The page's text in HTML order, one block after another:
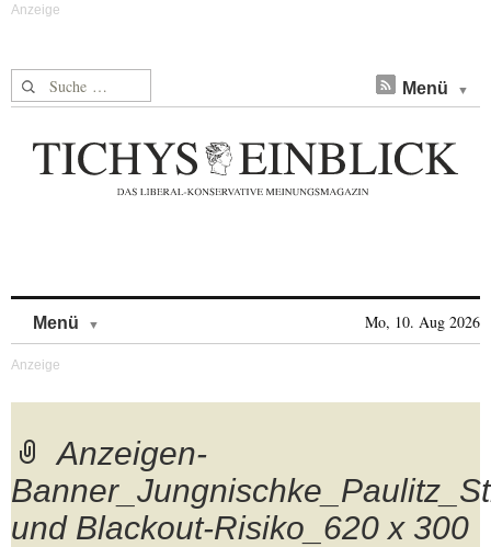
Suche nach: Menü
Menü Mo, 10. Aug 2026
Anzeigen-
und Blackout-Risiko_620 x 300